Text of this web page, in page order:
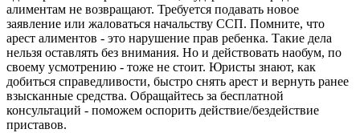
алиментам не возвращают. Требуется подавать новое
заявление или жаловаться начальству ССП. Помните, что
арест алиментов - это нарушение прав ребенка. Такие дела
нельзя оставлять без внимания. Но и действовать наобум, по
своему усмотрению - тоже не стоит. Юристы знают, как
добиться справедливости, быстро снять арест и вернуть ранее
взысканные средства. Обращайтесь за бесплатной
консультаций - поможем оспорить действие/бездействие
приставов.